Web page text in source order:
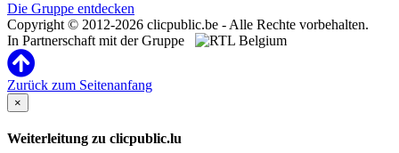
Die Gruppe entdecken
Copyright © 2012-2026 clicpublic.be - Alle Rechte vorbehalten.
In Partnerschaft mit der Gruppe
Zurück zum Seitenanfang
×
Weiterleitung zu clicpublic.lu